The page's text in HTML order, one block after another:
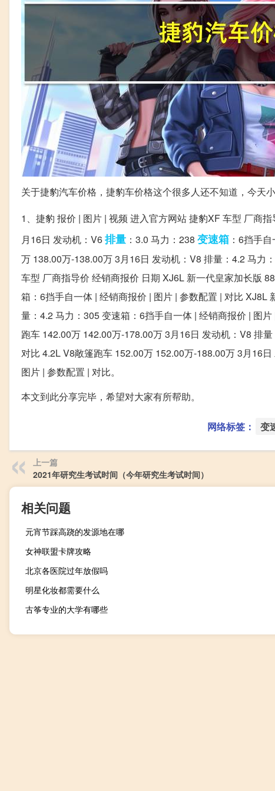
关于捷豹汽车价格，捷豹车价格这个很多人还不知道，今天
1、捷豹 报价 | 图片 | 视频 进入官方网站 捷豹XF 车型 厂商指
月16日 发动机：V6排量 ：3.0 马力：238 变速箱 ：6挡手
万 138.00万-138.00万 3月16日 发动机：V8 排量：4.2 马力
车型 厂商指导价 经销商报价 日期 XJ6L 新一代皇家加长版
箱：6挡手自一体 | 经销商报价 | 图片 | 参数配置 | 对比
量：4.2 马力：305 变速箱：6挡手自一体 | 经销商报价 | 图
跑车 142.00万 142.00万-178.00万 3月16日 发动机：V8 排
对比 4.2L V8敞篷跑车 152.00万 152.00万-188.00万 3月16
图片 | 参数配置 | 对比。
本文到此分享完毕，希望对大家有所帮助。
网络标签： 变
上一篇
2021年研究生考试时间（今年研究生考试时间）
相关问题
元宵节踩高跷的发源地在哪
女神联盟卡牌攻略
北京各医院过年放假吗
明星化妆都需要什么
古筝专业的大学有哪些